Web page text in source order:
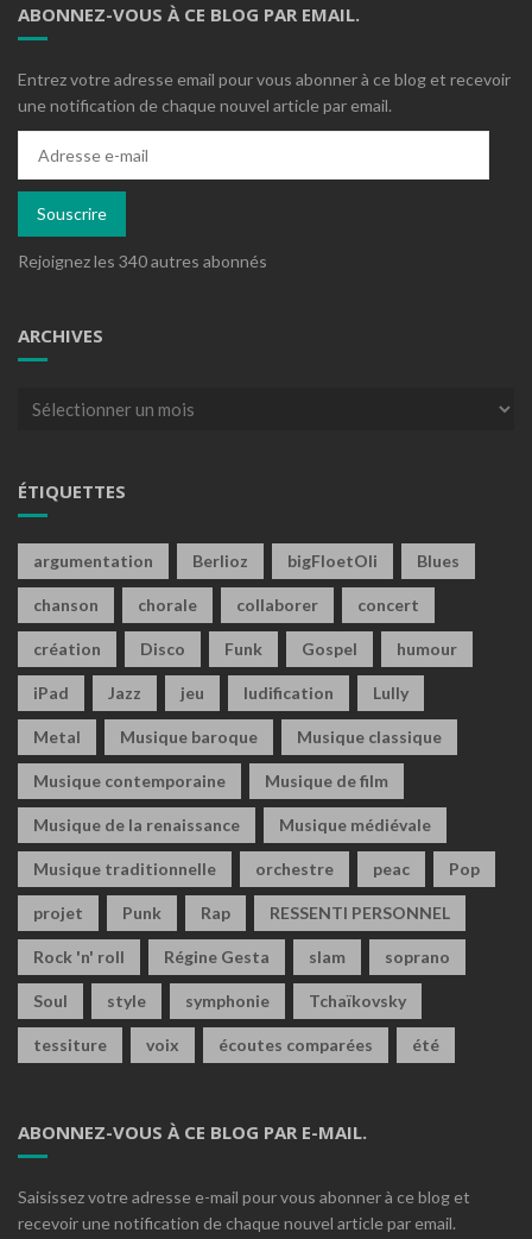
ABONNEZ-VOUS À CE BLOG PAR EMAIL.
Entrez votre adresse email pour vous abonner à ce blog et recevoir
une notification de chaque nouvel article par email.
mail
Souscrire
Rejoignez les 340 autres abonnés
ARCHIVES
Archives
ÉTIQUETTES
argumentation Berlioz bigFloetOli Blues
chanson chorale collaborer concert
création Disco Funk Gospel humour
iPad Jazz jeu ludification Lully
Metal Musique baroque Musique classique
Musique contemporaine Musique de film
Musique de la renaissance Musique médiévale
Musique traditionnelle orchestre peac Pop
projet Punk Rap RESSENTI PERSONNEL
Rock 'n' roll Régine Gesta slam soprano
Soul style symphonie Tchaïkovsky
tessiture voix écoutes comparées été
ABONNEZ-VOUS À CE BLOG PAR E-MAIL.
Saisissez votre adresse e-mail pour vous abonner à ce blog et
recevoir une notification de chaque nouvel article par email.